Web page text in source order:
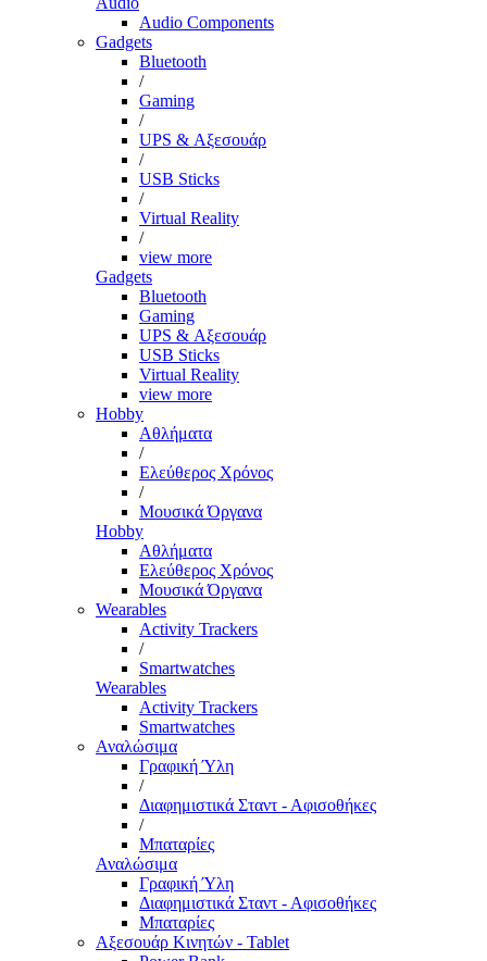
Audio Components
Gadgets
Bluetooth
/
Gaming
/
UPS & Αξεσουάρ
/
USB Sticks
/
Virtual Reality
/
view more
Gadgets
Bluetooth
Gaming
UPS & Αξεσουάρ
USB Sticks
Virtual Reality
view more
Hobby
Αθλήματα
/
Ελεύθερος Χρόνος
/
Μουσικά Όργανα
Hobby
Αθλήματα
Ελεύθερος Χρόνος
Μουσικά Όργανα
Wearables
Activity Trackers
/
Smartwatches
Wearables
Activity Trackers
Smartwatches
Αναλώσιμα
Γραφική Ύλη
/
Διαφημιστικά Σταντ - Αφισοθήκες
/
Μπαταρίες
Αναλώσιμα
Γραφική Ύλη
Διαφημιστικά Σταντ - Αφισοθήκες
Μπαταρίες
Αξεσουάρ Κινητών - Tablet